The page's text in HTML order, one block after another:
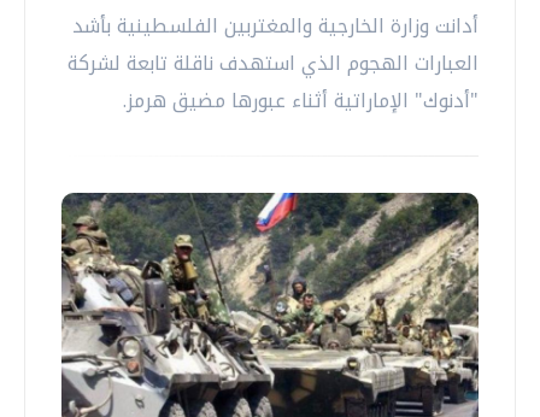
أدانت وزارة الخارجية والمغتربين الفلسطينية بأشد
العبارات الهجوم الذي استهدف ناقلة تابعة لشركة
"أدنوك" الإماراتية أثناء عبورها مضيق هرمز.